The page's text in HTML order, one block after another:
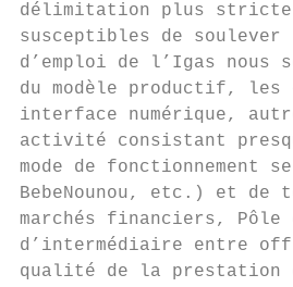
délimitation plus stricte
susceptibles de
d’emploi de l’Igas nous
du modèle productif, les
interface numérique,
activité consistant
mode de fonctionnement
BebeNounou, etc.) et
marchés financiers,
d’intermédiaire entre
qualité de la prestation